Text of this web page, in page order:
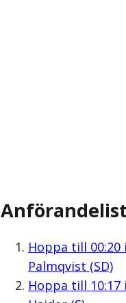
Hoppa till 00:20i
Palmqvist (SD)
Hoppa till 10:17i